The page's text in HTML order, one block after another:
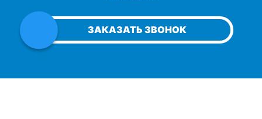
ЗАКАЗАТЬ ЗВОНОК